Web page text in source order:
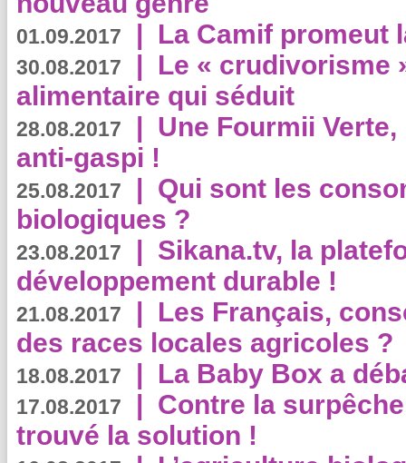
01.09.2017 | La Camif promeut
30.08.2017 | Le « crudivorisme
alimentaire qui séduit
28.08.2017 | Une Fourmii
anti-gaspi !
25.08.2017 | Qui sont les
biologiques ?
23.08.2017 | Sikana.tv, la
développement durable !
21.08.2017 | Les Français,
des races locales agricoles ?
18.08.2017 | La Baby Box a
17.08.2017 | Contre la
trouvé la solution !